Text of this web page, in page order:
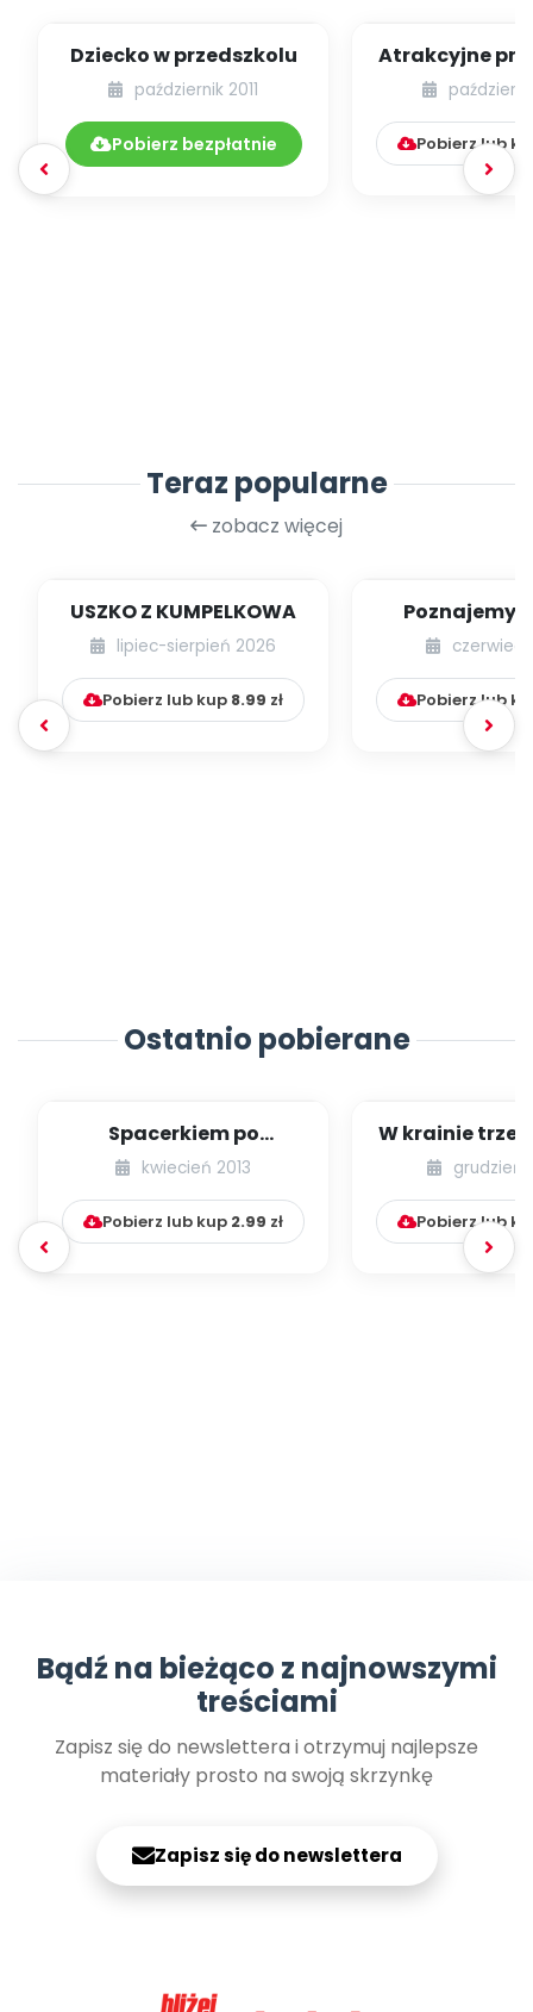
Dziecko w przedszkolu
październik 2011
Pobierz bezpłatnie
Atrakcyjne
– część
(budowanie
Pobierz lub
Teraz popularne
zobacz więcej
USZKO Z KUMPELKOWA
lipiec-sierpień 2026
Pobierz lub kup 8.99 zł
Poznajemy
czerwiec
Pobierz lub
Ostatnio pobierane
Spacerkiem po
Krakowie (inscenizacja
kwiecień 2013
Pobierz lub kup 2.99 zł
W krainie
grudzień
Pobierz lub
Bądź na bieżąco z najnowszymi
treściami
Zapisz się do newslettera i otrzymuj najlepsze
materiały prosto na swoją skrzynkę
Zapisz się do newslettera